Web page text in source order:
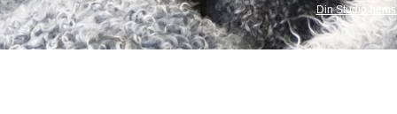
Din Studio